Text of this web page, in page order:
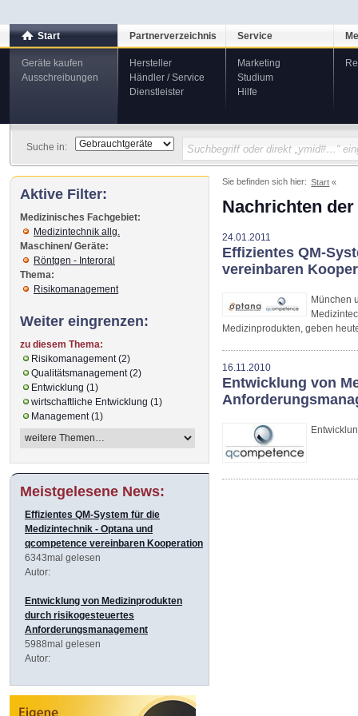
Start
Geräte kaufen
Ausschreibungen
Partnerverzeichnis
Hersteller
Händler / Service
Dienstleister
Service
Marketing
Studium
Hilfe
Suche in:
Sie befinden sich hier: Start
Nachrichten
24.01.2011
Effizientes QM-
vereinbaren
München
Medizinprodukten, geben
16.11.2010
Entwicklung von
Aktive Filter:
Medizinisches Fachgebiet:
Medizintechnik allg.
Maschinen/ Geräte:
Röntgen - Interoral
Thema:
Risikomanagement
Weiter eingrenzen:
zu diesem Thema:
Risikomanagement (2)
Qualitätsmanagement (2)
Entwicklung (1)
wirtschaftliche Entwicklung (1)
Management (1)
Meistgelesene News:
Effizientes QM-System für die
Medizintechnik - Optana und
qcompetence vereinbaren Kooperation
6343mal gelesen
Autor:
Entwicklung von Medizinprodukten
durch risikogesteuertes
Anforderungsmanagement
5988mal gelesen
Autor: